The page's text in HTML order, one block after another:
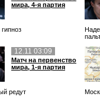
мира, 4-я партия
12.11 03:09
Матч на первенство
мира, 1-я партия
редут